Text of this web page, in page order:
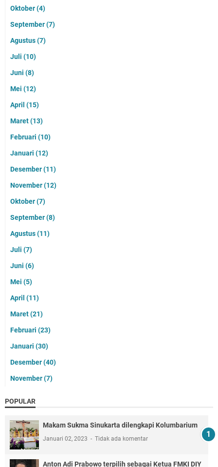
Oktober(4)
September(7)
Agustus(7)
Juli (10)
Juni (8)
Mei (12)
April (15)
Maret(13)
Februari (10)
Januari (12)
Desember(11)
November(12)
Oktober(7)
September(8)
Agustus(11)
Juli (7)
Juni (6)
Mei (5)
April (11)
Maret(21)
Februari (23)
Januari (30)
Desember(40)
November(7)
POPULAR
Makam Sukma Sinukarta dilengkapi Kolumbarium
Januari 02, 2023 Tidak ada komentar
Anton Adi Prabowo terpilih sebagai Ketua FMKI DIY